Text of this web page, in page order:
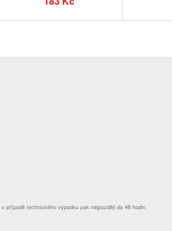
případě technického výpadku pak nejpozději do 48 hodin.